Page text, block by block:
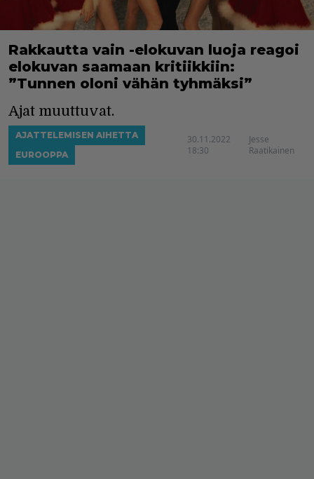
Rakkautta vain -elokuvan luoja reagoi
elokuvan saamaan kritiikkiin:
”Tunnen oloni vähän tyhmäksi”
Ajat muuttuvat.
AJATTELEMISEN AIHETTA
EUROOPPA
30.11.2022
18:30
Jesse
Raatikainen